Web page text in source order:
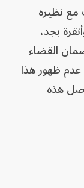
نظيره
بجد،
القضاء
ظهور هذا
هذه